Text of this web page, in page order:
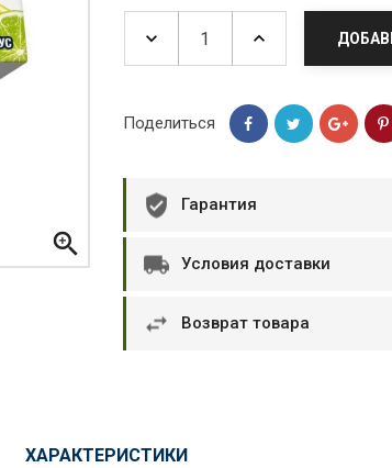
ему!
Тимур B.Д.
Оформляют заказ и доставляют

Поделиться
Гарантия
Условия доставки
Возврат товара
ХАРАКТЕРИСТИКИ